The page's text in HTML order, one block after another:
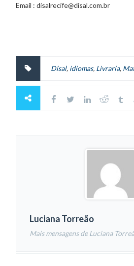
Email : disalrecife@disal.com.br
Disal, idiomas, Livraria,
Luciana Torreão
Mais mensagens de Luciana